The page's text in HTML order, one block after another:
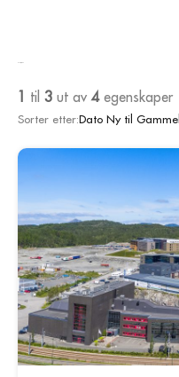
1 til 3 ut av 4egenskaper
Sorter etter:Dato Ny til Gammel